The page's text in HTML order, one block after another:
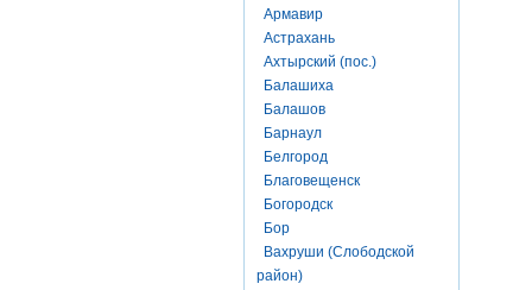
Армавир
Астрахань
Ахтырский (пос.)
Балашиха
Балашов
Барнаул
Белгород
Благовещенск
Богородск
Бор
Вахруши (Слободской
район)